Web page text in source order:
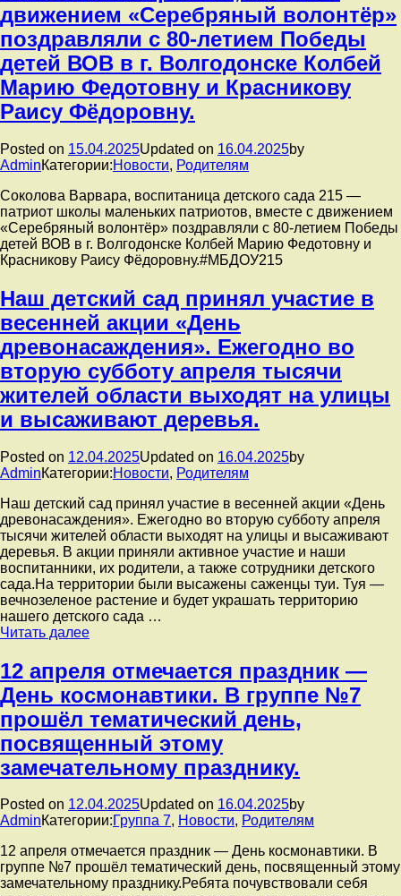
движением «Серебряный волонтёр»
поздравляли с 80-летием Победы
детей ВОВ в г. Волгодонске Колбей
Марию Федотовну и Красникову
Раису Фёдоровну.
Posted on 15.04.2025Updated on 16.04.2025by
AdminКатегории:Новости, Родителям
Соколова Варвара, воспитаница детского сада 215 —
патриот школы маленьких патриотов, вместе с движением
«Серебряный волонтёр» поздравляли с 80-летием Победы
детей ВОВ в г. Волгодонске Колбей Марию Федотовну и
Красникову Раису Фёдоровну.#МБДОУ215
Наш детский сад принял участие в
весенней акции «День
древонасаждения». Ежегодно во
вторую субботу апреля тысячи
жителей области выходят на улицы
и высаживают деревья.
Posted on 12.04.2025Updated on 16.04.2025by
AdminКатегории:Новости, Родителям
Наш детский сад принял участие в весенней акции «День
древонасаждения». Ежегодно во вторую субботу апреля
тысячи жителей области выходят на улицы и высаживают
деревья. В акции приняли активное участие и наши
воспитанники, их родители, а также сотрудники детского
сада.На территории были высажены саженцы туи. Туя —
вечнозеленое растение и будет украшать территорию
нашего детского сада …
Читать далееНаш
сад
принял
участие
в
весенней
акции
«День
древонасаждения».
во
вторую
апреля
тысячи
жителей
12 апреля отмечается праздник —
День космонавтики. В группе №7
прошёл тематический день,
посвященный этому
замечательному празднику.
Posted on 12.04.2025Updated on 16.04.2025by
AdminКатегории:Группа 7, Новости, Родителям
12 апреля отмечается праздник — День космонавтики. В
группе №7 прошёл тематический день, посвященный этому
замечательному празднику.Ребята почувствовали себя